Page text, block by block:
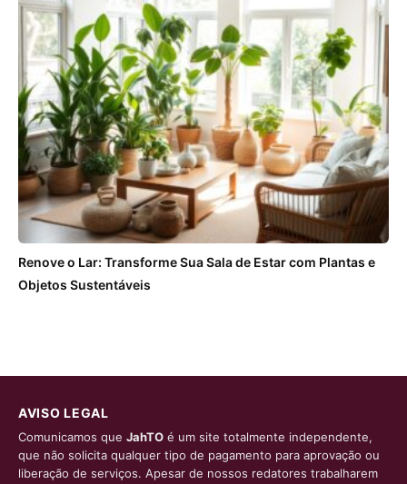
Renove o Lar: Transforme Sua Sala de Estar com Plantas e
Objetos Sustentáveis
AVISO LEGAL
Comunicamos que JahTO é um site totalmente independente,
que não solicita qualquer tipo de pagamento para aprovação ou
liberação de serviços. Apesar de nossos redatores trabalharem